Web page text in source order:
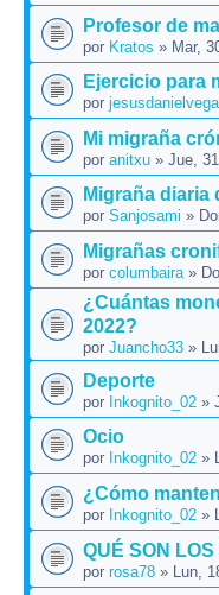
Profesor de
por Kratos » Mar,
Ejercicio para
por jesusdanielvega
Mi migraña
por anitxu » Jue,
Migraña diaria
por Sanjosami »
Migrañas
por columbaira»
¿Cuántas
2022?
por Juancho33 »
Deporte
por Inkognito_02 »
Ocio
por Inkognito_02 »
¿Cómo
por Inkognito_02 »
QUÉ SON
por rosa78 » Lun,